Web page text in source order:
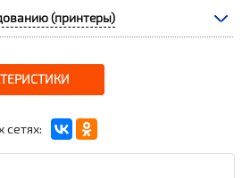
(принтеры)
сетях: